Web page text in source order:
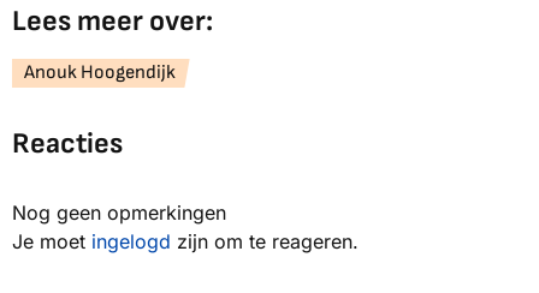
Lees meer over:
Anouk Hoogendijk
Reacties
Nog geen opmerkingen
Je moet ingelogd zijn om te reageren.